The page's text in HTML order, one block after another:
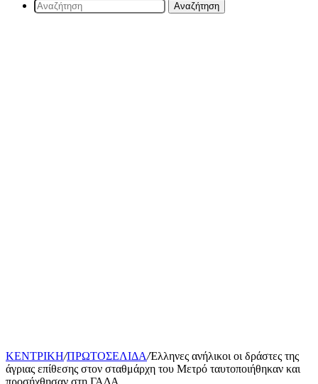
Αναζήτηση
ΚΕΝΤΡΙΚΗ/ΠΡΩΤΟΣΕΛΙΔΑ/Έλληνες ανήλικοι οι δράστες της
άγριας επίθεσης στον σταθμάρχη του Μετρό ταυτοποιήθηκαν και
προσήχθησαν στη ΓΑΔΑ